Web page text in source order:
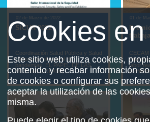
02 de Marzo de 2022
SICUR 2022
Coordinación Salud Pública y Salud
Laboral en el control de
pandemias: EL PAPEL DE LAS
MUTUAS COLABO...
01 de
labor
Cookies
Este sitio web utiliza cookies,
contenido y recabar información
de cookies o configurar sus
aceptar la utilización de las
misma.